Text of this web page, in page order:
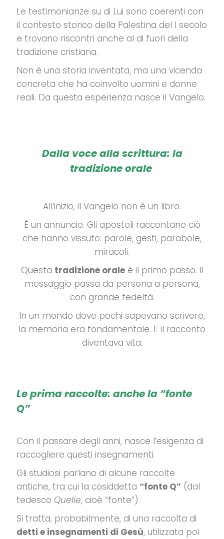
Le testimonianze su di Lui sono coerenti con
il contesto storico della Palestina del I secolo
e trovano riscontri anche al di fuori della
tradizione cristiana.
Non è una storia inventata, ma una vicenda
concreta che ha coinvolto uomini e donne
reali. Da questa esperienza nasce il Vangelo.
Dalla voce alla scrittura: la
tradizione orale
All’inizio, il Vangelo non è un libro.
È un annuncio. Gli apostoli raccontano ciò
che hanno vissuto: parole, gesti, parabole,
miracoli.
Questa tradizione oraleè il primo passo. Il
messaggio passa da persona a persona,
con grande fedeltà.
In un mondo dove pochi sapevano scrivere,
la memoria era fondamentale. E il racconto
diventava vita.
Le prima raccolte: anche la “fonte
Q”
Con il passare degli anni, nasce l’esigenza di
raccogliere questi insegnamenti.
Gli studiosi parlano di alcune raccolte
antiche, tra cui la cosiddetta “fonte Q” (dal
tedesco Quelle, cioè “fonte”).
Si tratta, probabilmente, di una raccolta di
detti e insegnamenti di Gesù, utilizzata poi